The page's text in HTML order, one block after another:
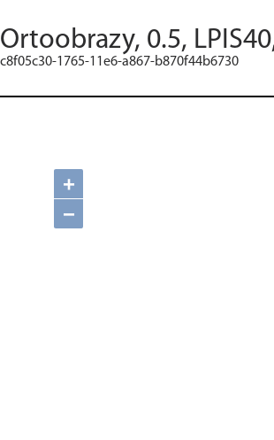
Ortoobrazy, 0.5,
c8f05c30-1765-11e6-a867-b870f44b6730
+
−